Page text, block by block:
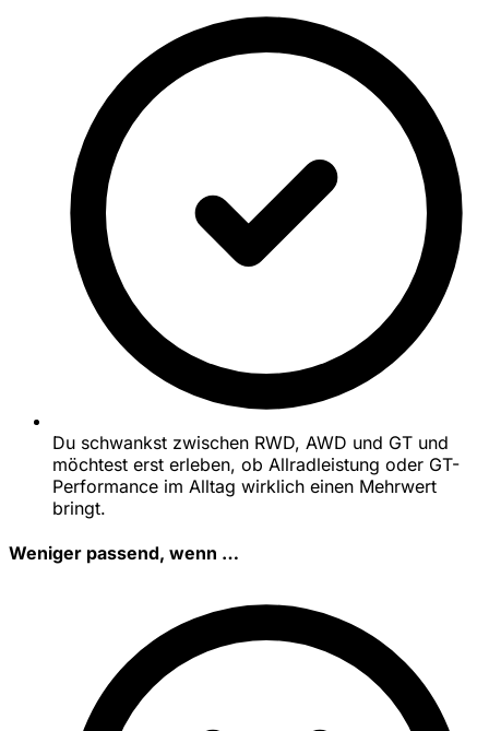
Du schwankst zwischen RWD, AWD und GT und
möchtest erst erleben, ob Allradleistung oder GT-
Performance im Alltag wirklich einen Mehrwert
bringt.
Weniger passend, wenn …